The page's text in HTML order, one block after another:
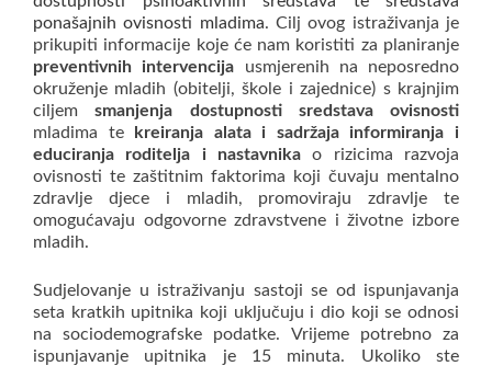
ponašajnih ovisnosti mladima. Cilj ovog istraživanja je
prikupiti informacije koje će nam koristiti za planiranje
preventivnih intervencija usmjerenih na neposredno
okruženje mladih (obitelji, škole i zajednice) s krajnjim
ciljemsmanjenja dostupnosti sredstava ovisnosti
mladima te
kreiranja alata i sadržaja informiranja i
educiranja roditelja i nastavnika o rizicima razvoja
ovisnosti te zaštitnim faktorima koji čuvaju mentalno
zdravlje djece i mladih, promoviraju zdravlje te
omogućavaju odgovorne zdravstvene i životne izbore
mladih.
Sudjelovanje u istraživanju sastoji se od ispunjavanja
seta kratkih upitnika koji uključuju i dio koji se odnosi
na sociodemografske podatke. Vrijeme potrebno za
ispunjavanje upitnika je 15 minuta. Ukoliko ste